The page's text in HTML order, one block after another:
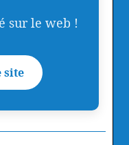
sur le web !
site